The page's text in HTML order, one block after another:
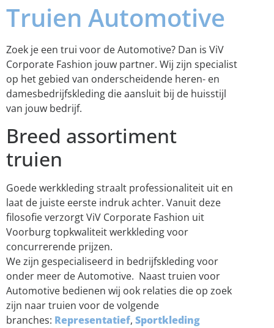
Truien Automotive
Zoek je een trui voor de Automotive? Dan is ViV
Corporate Fashion jouw partner. Wij zijn specialist
op het gebied van onderscheidende heren- en
damesbedrijfskleding die aansluit bij de huisstijl
van jouw bedrijf.
Breed assortiment
truien
Goede werkkleding straalt professionaliteit uit en
laat de juiste eerste indruk achter. Vanuit deze
filosofie verzorgt ViV Corporate Fashion uit
Voorburg topkwaliteit werkkleding voor
concurrerende prijzen.
We zijn gespecialiseerd in bedrijfskleding voor
onder meer de Automotive. Naast truien voor
Automotive bedienen wij ook relaties die op zoek
zijn naar truien voor de volgende
branches: Representatief, Sportkleding